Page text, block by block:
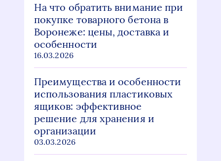
На что обратить внимание при
покупке товарного бетона в
Воронеже: цены, доставка и
особенности
16.03.2026
Преимущества и особенности
использования пластиковых
ящиков: эффективное
решение для хранения и
организации
03.03.2026